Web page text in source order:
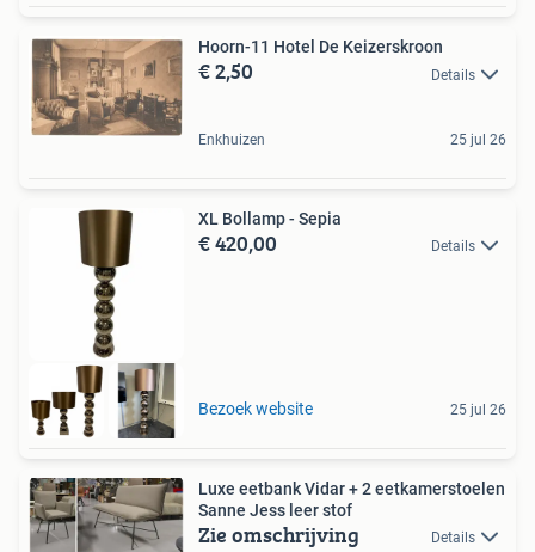
Hoorn-11 Hotel De Keizerskroon
€ 2,50 Details
Enkhuizen 25 jul 26
XL Bollamp - Sepia
€ 420,00 Details
Bezoek website 25 jul 26
Luxe eetbank Vidar + 2 eetkamerstoelen
Sanne Jess leer stof
Zie omschrijving Details